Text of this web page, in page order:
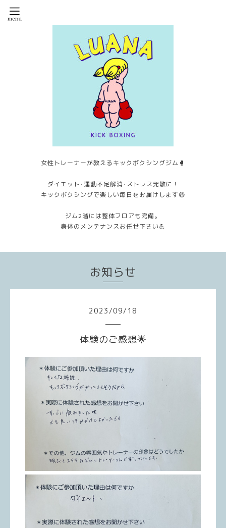
女性トレーナーが教えるキックボクシングジム🥊
ダイエット･運動不足解消･ストレス発散に！
キックボクシングで楽しい毎日をお届けします😆
ジム2階には整体フロアも完備。
身体のメンテナンスお任せ下さい💪
お知らせ
2023/09/ 18
体験のご感想🌟